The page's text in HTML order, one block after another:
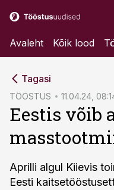
Avaleht Kõik lood
Tagasi
TÖÖSTUS 11.04.24,
Eestis võib
Aprilli algul Kiievis
Eesti